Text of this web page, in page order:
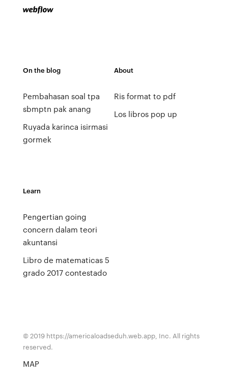
On the blog
Pembahasan soal tpa
sbmptn pak anang
Ruyada karinca isirmasi
gormek
About
Ris format to pdf
Los libros pop up
Learn
Pengertian going
concern dalam teori
akuntansi
Libro de matematicas 5
grado 2017 contestado
© 2019 https://americaloadseduh.web.app, Inc. All rights
reserved.
MAP